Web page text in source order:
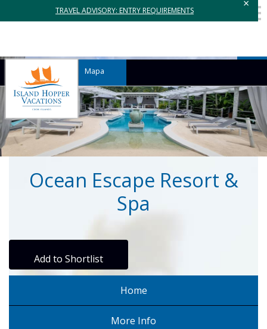
TRAVEL ADVISORY: ENTRY REQUIREMENTS
×
Mapa
Ocean Escape Resort &
Spa
Add to Shortlist
Home
More Info